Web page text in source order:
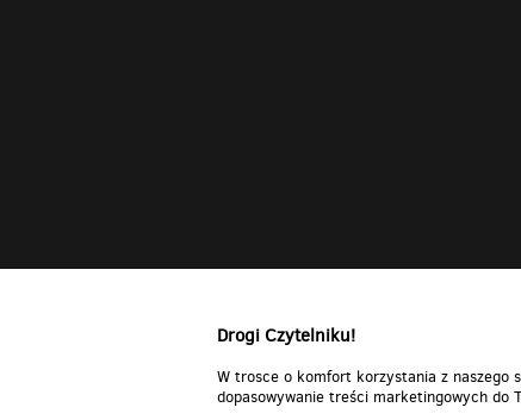
Drogi Czytelniku!
W trosce o komfort korzystania z naszego
dopasowywanie treści marketingowych do